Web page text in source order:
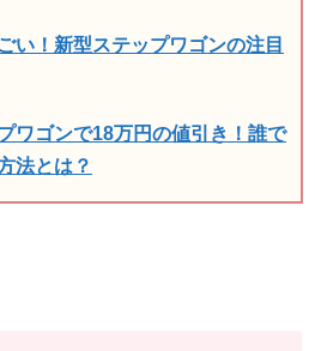
い！新型ステップワゴンの注目
ワゴンで18万円の値引き！誰で
法とは？